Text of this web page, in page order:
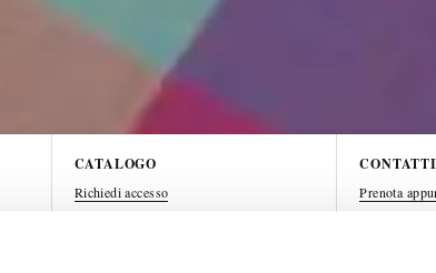
CATALOGO
Richiedi accesso
CONTATTI
Prenota